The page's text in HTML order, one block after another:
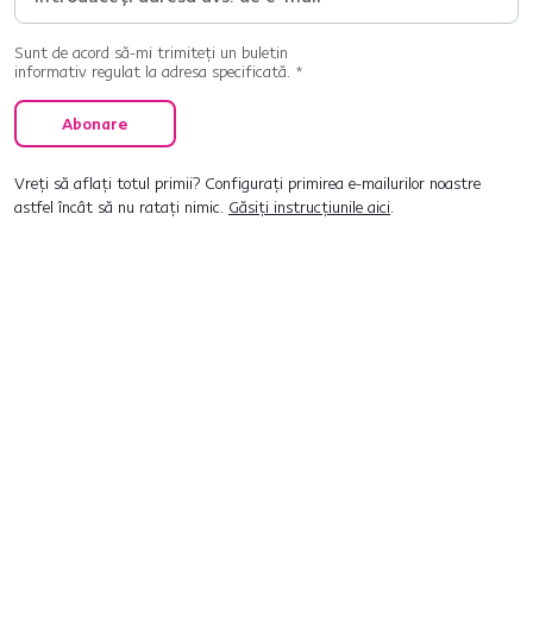
Sunt de acord să-mi trimiteți un buletin
informativ regulat la adresa specificată. *
Abonare
Vreți să aflați totul primii? Configurați primirea e-mailurilor noastre
astfel încât să nu ratați nimic. Găsiți instrucțiunile aici.